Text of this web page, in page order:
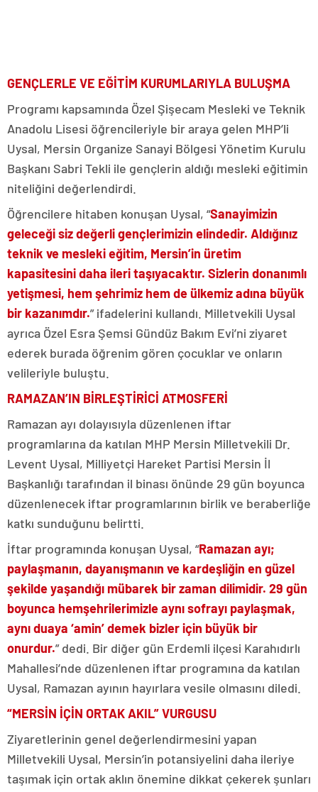
GENÇLERLE VE EĞİTİM KURUMLARIYLA BULUŞMA
Programı kapsamında Özel Şişecam Mesleki ve Teknik
Anadolu Lisesi öğrencileriyle bir araya gelen MHP’li
Uysal, Mersin Organize Sanayi Bölgesi Yönetim Kurulu
Başkanı Sabri Tekli ile gençlerin aldığı mesleki eğitimin
niteliğini değerlendirdi.
Öğrencilere hitaben konuşan Uysal, “Sanayimizin
geleceği siz değerli gençlerimizin elindedir. Aldığınız
teknik ve mesleki eğitim, Mersin’in üretim
kapasitesini daha ileri taşıyacaktır. Sizlerin donanımlı
yetişmesi, hem şehrimiz hem de ülkemiz adına büyük
bir kazanımdır.” ifadelerini kullandı. Milletvekili Uysal
ayrıca Özel Esra Şemsi Gündüz Bakım Evi’ni ziyaret
ederek burada öğrenim gören çocuklar ve onların
velileriyle buluştu.
RAMAZAN’IN BİRLEŞTİRİCİ ATMOSFERİ
Ramazan ayı dolayısıyla düzenlenen iftar
programlarına da katılan MHP Mersin Milletvekili Dr.
Levent Uysal, Milliyetçi Hareket Partisi Mersin İl
Başkanlığı tarafından il binası önünde 29 gün boyunca
düzenlenecek iftar programlarının birlik ve beraberliğe
katkı sunduğunu belirtti.
İftar programında konuşan Uysal, “Ramazan ayı;
paylaşmanın, dayanışmanın ve kardeşliğin en güzel
şekilde yaşandığı mübarek bir zaman dilimidir. 29 gün
boyunca hemşehrilerimizle aynı sofrayı paylaşmak,
aynı duaya ‘amin’ demek bizler için büyük bir
onurdur.” dedi. Bir diğer gün Erdemli ilçesi Karahıdırlı
Mahallesi’nde düzenlenen iftar programına da katılan
Uysal, Ramazan ayının hayırlara vesile olmasını diledi.
“MERSİN İÇİN ORTAK AKIL” VURGUSU
Ziyaretlerinin genel değerlendirmesini yapan
Milletvekili Uysal, Mersin’in potansiyelini daha ileriye
taşımak için ortak aklın önemine dikkat çekerek şunları